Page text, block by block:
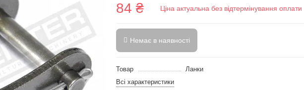
84 ₴ Ціна актуальна без відтермінування оплати
Немає в наявності
Товар
Ланки
Всі характеристики